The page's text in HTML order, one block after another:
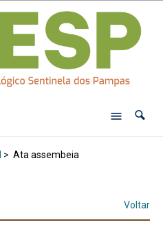
> Ata assembeia
Voltar